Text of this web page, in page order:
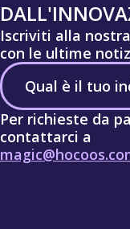
Iscriviti alla
con le ultime
Per richieste da
contattarci a